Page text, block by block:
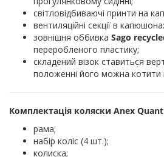
світловідбиваючі принти на
вентиляційні секції в
зовнішня оббивка Sago
переробленого пластику;
складений візок ставиться
положенні його можна котити
Комплектація коляски Anex
рама;
набір коліс (4 шт.);
колиска;